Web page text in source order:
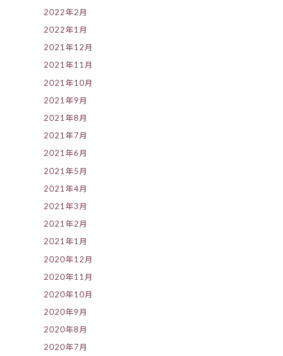
2022年2月
2022年1月
2021年12月
2021年11月
2021年10月
2021年9月
2021年8月
2021年7月
2021年6月
2021年5月
2021年4月
2021年3月
2021年2月
2021年1月
2020年12月
2020年11月
2020年10月
2020年9月
2020年8月
2020年7月